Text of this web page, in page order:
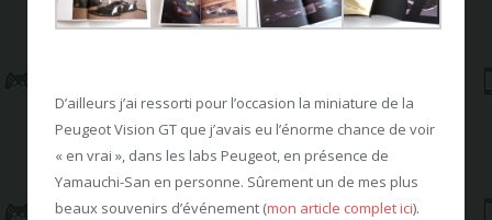
D’ailleurs j’ai ressorti pour l’occasion la miniature de la
Peugeot Vision GT que j’avais eu l’énorme chance de voir
« en vrai », dans les labs Peugeot, en présence de
Yamauchi-San en personne. Sûrement un de mes plus
beaux souvenirs d’événement (mon article complet ici).